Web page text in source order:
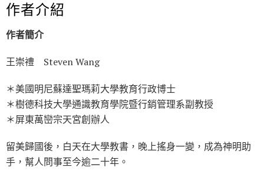
作者介紹
作者簡介
王崇禮 Steven Wang
＊美國明尼蘇達聖瑪莉大學教育行政博士
＊樹德科技大學通識教育學院暨行銷管理系副教授
＊屏東萬巒宗天宮創辦人
留美歸國後，白天在大學教書，晚上搖身一變，成為神明助
手，幫人問事至今逾二十年。